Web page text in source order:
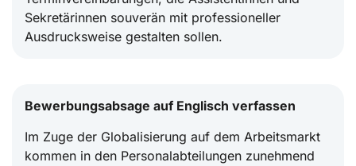
Sekretärinnen souverän mit professioneller
Ausdrucksweise gestalten sollen.
Bewerbungsabsage auf Englisch verfassen
Im Zuge der Globalisierung auf dem Arbeitsmarkt
kommen in den Personalabteilungen zunehmend